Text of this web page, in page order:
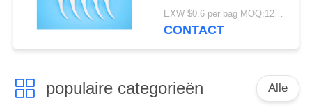
Tandstokken Tanden
reinigen
EXW $0.6 per bag MOQ:12000 zakken
CONTACT
populaire categorieën Alle